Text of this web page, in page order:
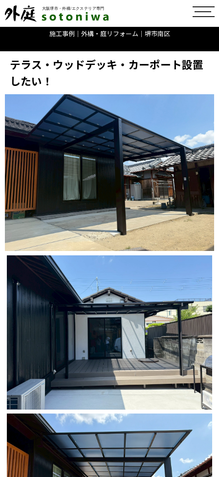
toggle
施工事例│外構・庭リフォーム│堺市南区
テラス・ウッドデッキ・カーポート設置
したい！